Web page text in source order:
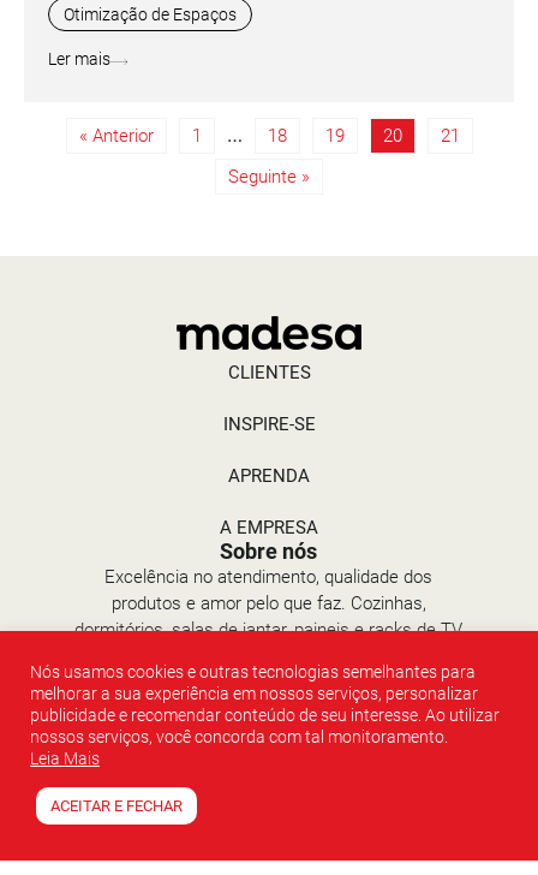
Otimização de Espaços
Ler mais
« Anterior 1 … 18 19 20
21
Seguinte »
CLIENTES
INSPIRE-SE
APRENDA
A EMPRESA
Sobre nós
Excelência no atendimento, qualidade dos
produtos e amor pelo que faz. Cozinhas,
dormitórios, salas de jantar, paineis e racks de TV
Contato
E-mail: atendimento@madesa.com
WhatsApp: (51) 3534 8000
Telefone: 0800 9403534
Nós usamos cookies e outras tecnologias semelhantes para
melhorar a sua experiência em nossos serviços, personalizar
publicidade e recomendar conteúdo de seu interesse. Ao utilizar
nossos serviços, você concorda com tal monitoramento.
Leia Mais
ACEITAR E FECHAR